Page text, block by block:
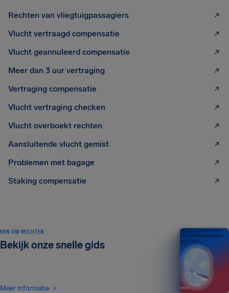
Rechten van vliegtuigpassagiers
Vlucht vertraagd compensatie
Vlucht geannuleerd compensatie
Meer dan 3 uur vertraging
Vertraging compensatie
Vlucht vertraging checken
Vlucht overboekt rechten
Aansluitende vlucht gemist
Problemen met bagage
Staking compensatie
KEN UW RECHTEN
Bekijk onze snelle gids
Meer informatie
Een gids over de rechten
van luchtvaartpassagiers
EDITIE 2026